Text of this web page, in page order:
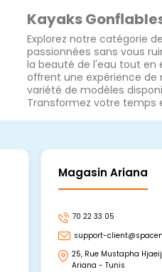
Kayaks
Explorez notre catégorie de
passionnées sans vous
la beauté de l'eau tout en
offrent une expérience
variété de modèles
Transformez votre temps
Magasin Ariana
70 22 33 05
support-
25, Rue Mustapha
Ariana - Tunis